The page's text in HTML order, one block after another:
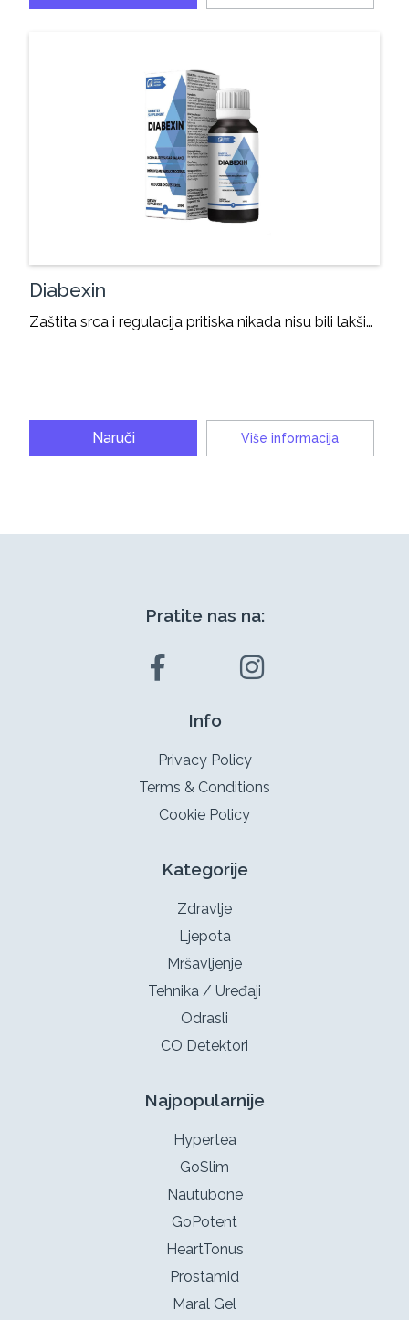
Diabexin
Zaštita srca i regulacija pritiska nikada nisu bili lakši…
Naruči Više informacija
Pratite nas na:
Info
Privacy Policy
Terms & Conditions
Cookie Policy
Kategorije
Zdravlje
Ljepota
Mršavljenje
Tehnika / Uređaji
Odrasli
CO Detektori
Najpopularnije
Hypertea
GoSlim
Nautubone
GoPotent
HeartTonus
Prostamid
Maral Gel